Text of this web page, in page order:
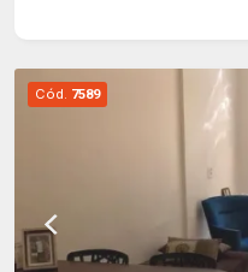
Cód. 7589